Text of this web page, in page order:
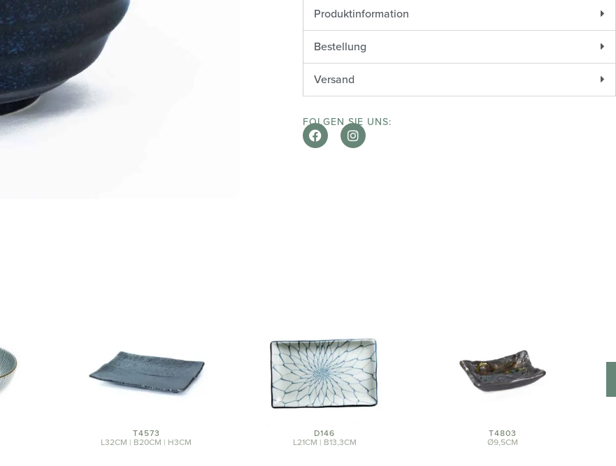
Produktinformation
Bestellung
Versand
FOLGEN SIE UNS:
T4573
L32CM | B20CM | H3CM
D146
L21CM | B13,3CM
T4803
Ø9,5CM